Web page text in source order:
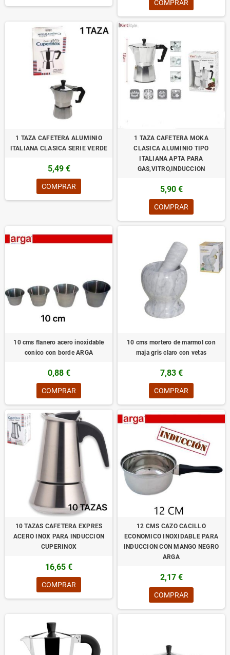
COMPRAR
1 TAZA CAFETERA ALUMINIO
ITALIANA CLASICA SERIE VERDE
5,49 €
COMPRAR
1 TAZA CAFETERA MOKA
CLASICA ALUMINIO TIPO
ITALIANA APTA PARA
GAS,VITRO,INDUCCION
5,90 €
COMPRAR
10 cms flanero acero inoxidable
conico con borde ARGA
0,88 €
COMPRAR
10 cms mortero de marmol con
maja gris claro con vetas
7,83 €
COMPRAR
10 TAZAS CAFETERA EXPRES
ACERO INOX PARA INDUCCION
CUPERINOX
16,65 €
COMPRAR
12 CMS CAZO CACILLO
ECONOMICO INOXIDABLE PARA
INDUCCION CON MANGO NEGRO
ARGA
2,17 €
COMPRAR